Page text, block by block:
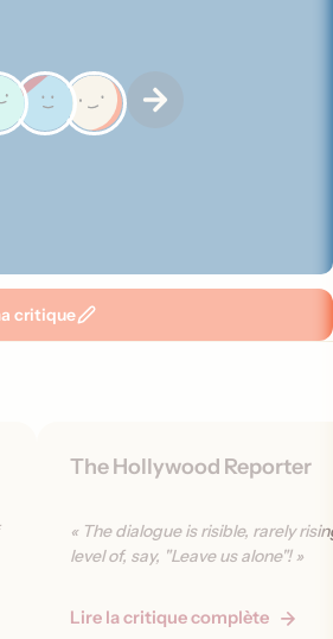
critique
The Hollywood Reporter
« The dialogue is risible, rarely
level of, say, "Leave us alone"! »
Lire la critique complète